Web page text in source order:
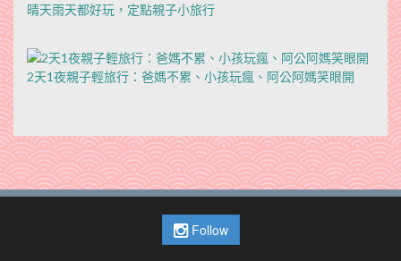
晴天雨天都好玩，定點親子小旅行
2天1夜親子輕旅行：爸媽不累、小孩玩瘋、阿公阿媽笑眼開
Follow